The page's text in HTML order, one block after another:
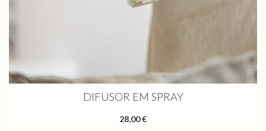
DIFUSOR EM SPRAY
28,00 €